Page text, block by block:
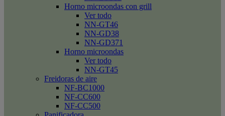
Horno microondas con grill
Ver todo
NN-GT46
NN-GD38
NN-GD371
Horno microondas
Ver todo
NN-GT45
Freidoras de aire
NF-BC1000
NF-CC600
NF-CC500